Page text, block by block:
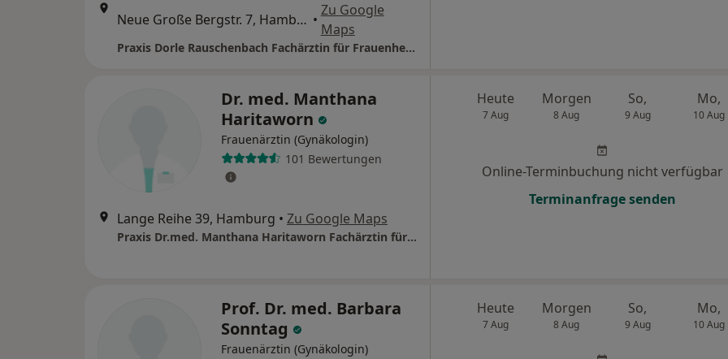
Neue Große Bergstr. 7, Hamburg •
Zu Google
Maps
Praxis Dorle Rauschenbach Fachärztin für Frauenheilkunde und Geburtshilfe
Dr. med. Manthana
Haritaworn
Frauenärztin (Gynäkologin)
101 Bewertungen
Lange Reihe 39, Hamburg • Zu Google Maps
Praxis Dr.med. Manthana Haritaworn Fachärztin für Frauenheilkunde und Geburtshilfe
Heute
7 Aug
Morgen
8 Aug
So,
9 Aug
Mo,
10 Aug
Online-Terminbuchung nicht verfügbar
Terminanfrage senden
Prof. Dr. med. Barbara
Sonntag
Frauenärztin (Gynäkologin)
Heute
7 Aug
Morgen
8 Aug
So,
9 Aug
Mo,
10 Aug